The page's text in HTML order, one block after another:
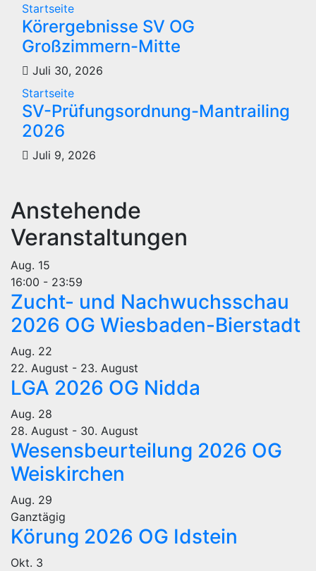
Startseite
Körergebnisse SV OG
Großzimmern-Mitte
Juli 30, 2026
Startseite
SV-Prüfungsordnung-Mantrailing
2026
Juli 9, 2026
Anstehende
Veranstaltungen
Aug. 15
16:00 - 23:59
Zucht- und Nachwuchsschau
2026 OG Wiesbaden-Bierstadt
Aug. 22
22. August - 23. August
LGA 2026 OG Nidda
Aug. 28
28. August - 30. August
Wesensbeurteilung 2026 OG
Weiskirchen
Aug. 29
Ganztägig
Körung 2026 OG Idstein
Okt. 3